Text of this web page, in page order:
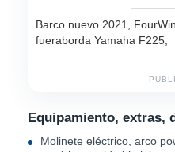
Barco nuevo 2021,
fueraborda Yamaha F225,
Equipamiento, extras,
Molinete eléctrico, arco